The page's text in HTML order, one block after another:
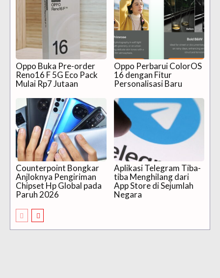
Oppo Buka Pre-order
Reno16 F 5G Eco Pack
Mulai Rp7 Jutaan
Oppo Perbarui ColorOS
16 dengan Fitur
Personalisasi Baru
Counterpoint Bongkar
Anjloknya Pengiriman
Chipset Hp Global pada
Paruh 2026
Aplikasi Telegram Tiba-
tiba Menghilang dari
App Store di Sejumlah
Negara